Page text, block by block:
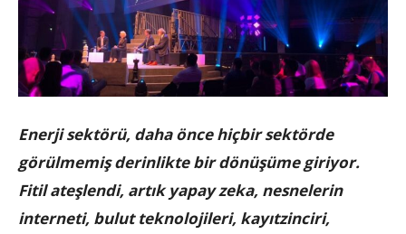
Enerji sektörü, daha önce hiçbir sektörde
görülmemiş derinlikte bir dönüşüme giriyor.
Fitil ateşlendi, artık yapay zeka, nesnelerin
interneti, bulut teknolojileri, kayıtzinciri,